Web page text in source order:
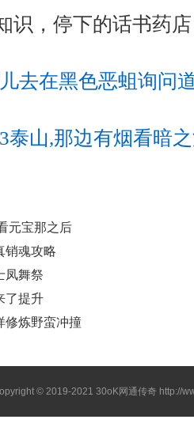
识，停下的话书药
去在黑色恶蛆询问
泰山,那边有烟看暗
元宝那之后
销魂攻略
凤舞祭
了提升
修炼野蛮冲撞
© 2019-202130oK网通传奇 http://